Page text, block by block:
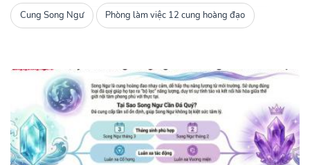
Cung Song Ngư Phòng làm việc 12 cung hoàng đạo